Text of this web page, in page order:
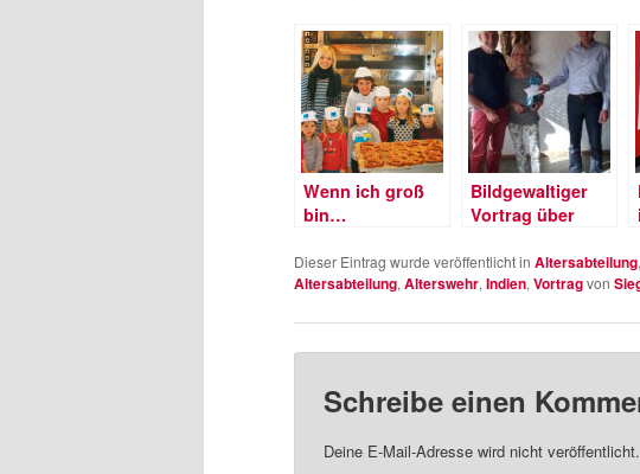
Wenn ich groß
bin…
Bildgewaltiger
Vortrag über
Dieser Eintrag wurde veröffentlicht in Altersabteilung,
Altersabteilung, Alterswehr, Indien, Vortragvon
Schreibe einen
Deine E-Mail-Adresse wird nicht veröffentlicht.